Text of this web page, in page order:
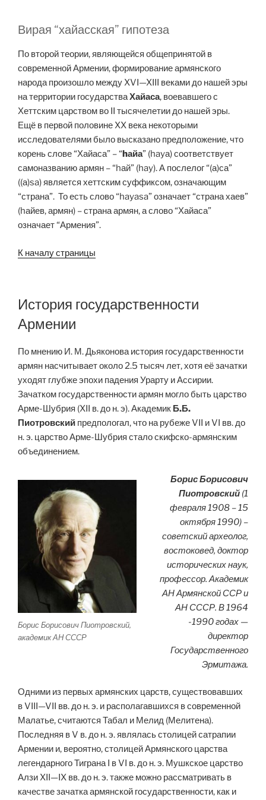
Вирая “хайасская” гипотеза
По второй теории, являющейся общепринятой в
современной Армении, формирование армянского
народа произошло между XVI—XIII веками до нашей эры
на территории государстваХайаса, воевавшего с
Хеттским царством во II тысячелетии до нашей эры.
Ещё в первой половине XX века некоторыми
исследователями было высказано предположение, что
корень слове “Хайаса” – “hайа” (hayа) соответствует
самоназванию армян – “hай” (hay). А послелог “(а)са”
((а)sa) является хеттским суффиксом, означающим
“страна”. То есть слово “hayasa” означает “страна хаев”
(hайев, армян) – страна армян, а слово “Хайаса”
означает “Армения”.
К началу страницы
История государственности
Армении
По мнению И. М. Дьяконова история государственности
армян насчитывает около 2.5 тысяч лет, хотя её зачатки
уходят глубже эпохи падения Урарту и Ассирии.
Зачатком государственности армян могло быть царство
Арме-Шубрия (XII в. до н. э). Академик Б.Б.
Пиотровский предпологал, что на рубеже VII и VI вв. до
н. э. царство Арме-Шубрия стало скифско-армянским
объединением.
Борис Борисович Пиотровский,
академик АН СССР
Борис Борисович
Пиотровский (1
февраля 1908 – 15
октября 1990) –
советский археолог,
востоковед, доктор
исторических наук,
профессор. Академик
АН Армянской ССР и
АН СССР. В 1964
-1990 годах —
директор
Государственного
Эрмитажа.
Одними из первых армянских царств, существовавших
в VIII—VII вв. до н. э. и располагавшихся в современной
Малатье, считаются Табал и Мелид (Мелитена).
Последняя в V в. до н. э. являлась столицей сатрапии
Армении и, вероятно, столицей Армянского царства
легендарного Тиграна I в VI в. до н. э. Мушкское царство
Алзи XII—IX вв. до н. э. также можно рассматривать в
качестве зачатка армянской государственности, как и